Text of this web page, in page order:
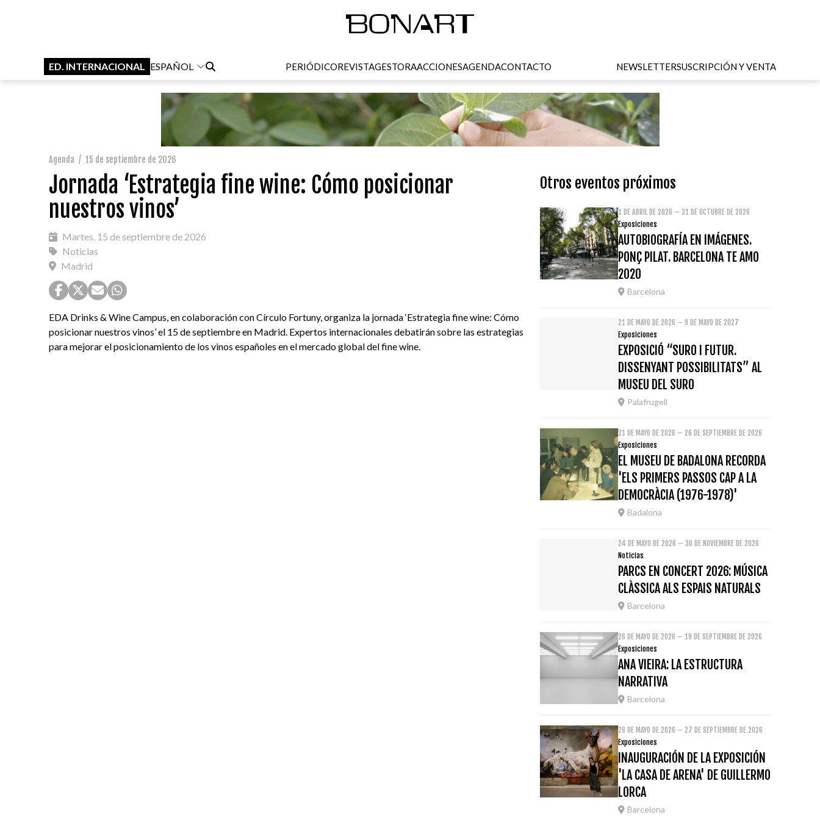
ED. INTERNACIONAL ESPAÑOL PERIÓDICOREVISTAGESTORAACCIONESAGENDACONTACTO NEWSLETTERSUSCRIPCIÓN Y VENTA
Agenda / 15 de septiembre de 2026
Jornada ‘Estrategia fine wine: Cómo posicionar
nuestros vinos’
Martes, 15 de septiembre de 2026
Noticias
Madrid
EDA Drinks & Wine Campus, en colaboración con Círculo Fortuny, organiza la jornada ‘Estrategia fine wine: Cómo
posicionar nuestros vinos’ el 15 de septiembre en Madrid. Expertos internacionales debatirán sobre las estrategias
para mejorar el posicionamiento de los vinos españoles en el mercado global del fine wine.
Otros eventos próximos
1 DE ABRIL DE 2026 – 31 DE OCTUBRE DE 2026
Exposiciones
AUTOBIOGRAFÍA EN IMÁGENES.
PONÇ PILAT. BARCELONA TE AMO
2020
Barcelona
21 DE MAYO DE 2026 – 9 DE MAYO DE 2027
Exposiciones
EXPOSICIÓ “SURO I FUTUR.
DISSENYANT POSSIBILITATS” AL
MUSEU DEL SURO
Palafrugell
21 DE MAYO DE 2026 – 26 DE SEPTIEMBRE DE 2026
Exposiciones
EL MUSEU DE BADALONA RECORDA
'ELS PRIMERS PASSOS CAP A LA
DEMOCRÀCIA (1976-1978)'
Badalona
24 DE MAYO DE 2026 – 30 DE NOVIEMBRE DE 2026
Noticias
PARCS EN CONCERT 2026: MÚSICA
CLÀSSICA ALS ESPAIS NATURALS
Barcelona
26 DE MAYO DE 2026 – 19 DE SEPTIEMBRE DE 2026
Exposiciones
ANA VIEIRA: LA ESTRUCTURA
NARRATIVA
Barcelona
28 DE MAYO DE 2026 – 27 DE SEPTIEMBRE DE 2026
Exposiciones
INAUGURACIÓN DE LA EXPOSICIÓN
'LA CASA DE ARENA' DE GUILLERMO
LORCA
Barcelona